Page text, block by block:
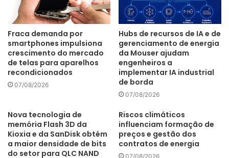
Fraca demanda por
smartphones impulsiona
crescimento do mercado
de telas para aparelhos
recondicionados
07/08/2026
Hubs de recursos de IA e de
gerenciamento de energia
da Mouser ajudam
engenheiros a
implementar IA industrial
de borda
07/08/2026
Nova tecnologia de
memória Flash 3D da
Kioxia e da SanDisk obtém
a maior densidade de bits
do setor para QLC NAND
Riscos climáticos
influenciam formação de
preços e gestão dos
contratos de energia
07/08/2026